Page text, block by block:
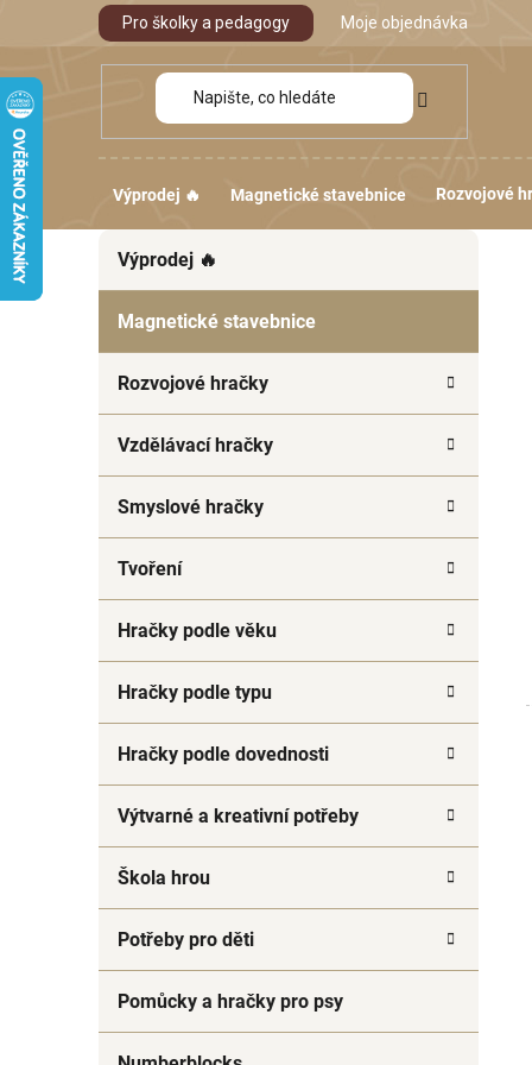
Pro školky a pedagogy Moje objednávka
Výprodej 🔥 Magnetické stavebnice Rozvojové
kategorie
t
i
Výprodej 🔥
Magnetické stavebnice
Rozvojové hračky
Vzdělávací hračky
Smyslové hračky
Tvoření
Hračky podle věku
Hračky podle typu
Hračky podle dovednosti
Výtvarné a kreativní potřeby
Škola hrou
Potřeby pro děti
Pomůcky a hračky pro psy